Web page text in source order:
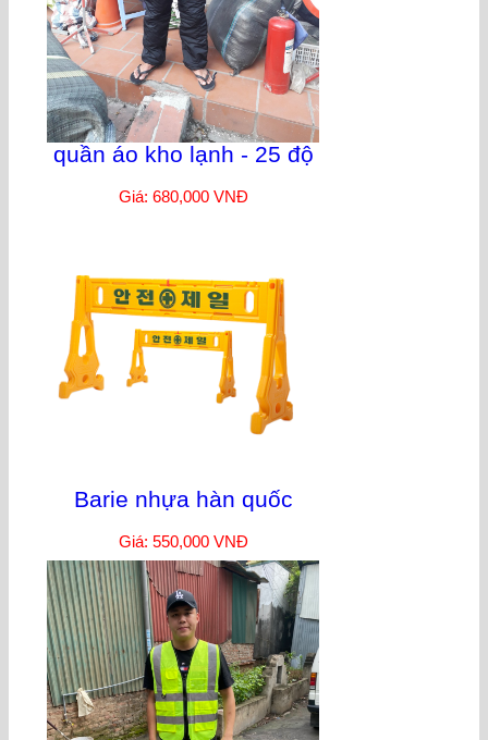
quần áo kho lạnh - 25 độ
Giá: 680,000 VNĐ
Barie nhựa hàn quốc
Giá: 550,000 VNĐ